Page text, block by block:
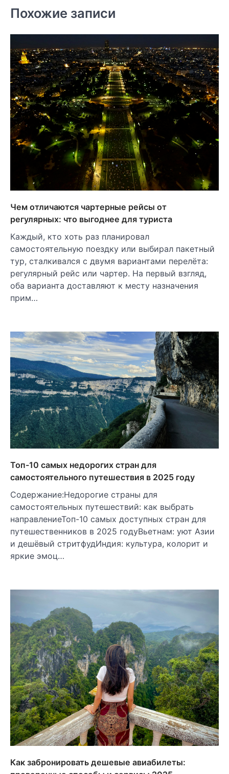
Похожие записи
Чем отличаются чартерные рейсы от
регулярных: что выгоднее для туриста
Каждый, кто хоть раз планировал
самостоятельную поездку или выбирал пакетный
тур, сталкивался с двумя вариантами перелёта:
регулярный рейс или чартер. На первый взгляд,
оба варианта доставляют к месту назначения
прим…
Топ-10 самых недорогих стран для
самостоятельного путешествия в 2025 году
Содержание:Недорогие страны для
самостоятельных путешествий: как выбрать
направлениеТоп-10 самых доступных стран для
путешественников в 2025 годуВьетнам: уют Азии
и дешёвый стритфудИндия: культура, колорит и
яркие эмоц…
Как забронировать дешевые авиабилеты: